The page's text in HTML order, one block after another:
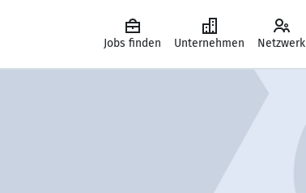
Jobs finden Unternehmen Netzwerk